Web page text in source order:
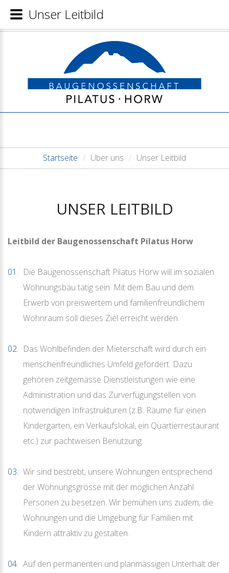
Startseite / Über uns / Unser Leitbild
UNSER LEITBILD
Leitbild der Baugenossenschaft Pilatus Horw
Die Baugenossenschaft Pilatus Horw will im sozialen
Wohnungsbau tätig sein. Mit dem Bau und dem
Erwerb von preiswertem und familienfreundlichem
Wohnraum soll dieses Ziel erreicht werden.
Das Wohlbefinden der Mieterschaft wird durch ein
menschenfreundliches Umfeld gefördert. Dazu
gehören zeitgemässe Dienstleistungen wie eine
Administration und das Zurverfügungstellen von
notwendigen Infrastrukturen (z.B. Räume für einen
Kindergarten, ein Verkaufslokal, ein Quartierrestaurant
etc.) zur pachtweisen Benutzung.
Wir sind bestrebt, unsere Wohnungen entsprechend
der Wohnungsgrösse mit der möglichen Anzahl
Personen zu besetzen. Wir bemühen uns zudem, die
Wohnungen und die Umgebung für Familien mit
Kindern attraktiv zu gestalten.
Auf den permanenten und planmässigen Unterhalt der
Unser Leitbild